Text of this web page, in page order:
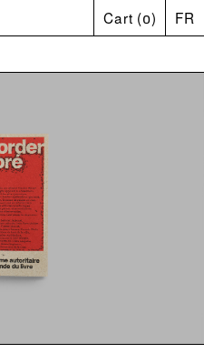
Cart (0) FR